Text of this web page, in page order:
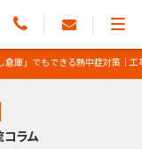
倉庫」でもできる熱中症対策｜
コラム